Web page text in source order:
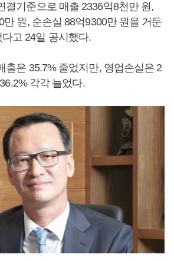
결기준으로 매출 2336억8천만 원,
만 원, 순손실 88억9300만 원을 거둔
고 24일 공시했다.
출은 35.7% 줄었지만, 영업손실은 2
각각 늘었다.